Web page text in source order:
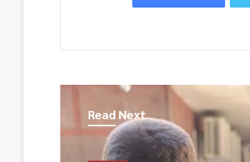
Read Next